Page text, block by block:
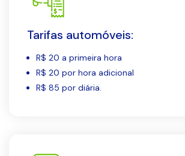
Tarifas automóveis:
R$ 20 a primeira hora
R$ 20 por hora adicional
R$ 85 por diária.